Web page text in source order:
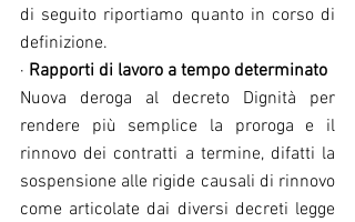
di seguito riportiamo quanto in corso di
definizione.
· Rapporti di lavoro a tempo determinato
Nuova deroga al decreto Dignità per
rendere più semplice la proroga e il
rinnovo dei contratti a termine, difatti la
sospensione alle rigide causali di rinnovo
come articolate dai diversi decreti legge